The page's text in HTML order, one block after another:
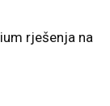
rješenja na